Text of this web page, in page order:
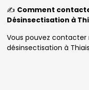
✍️ Comment
Désinsectisation à
Vous pouvez
désinsectisation à